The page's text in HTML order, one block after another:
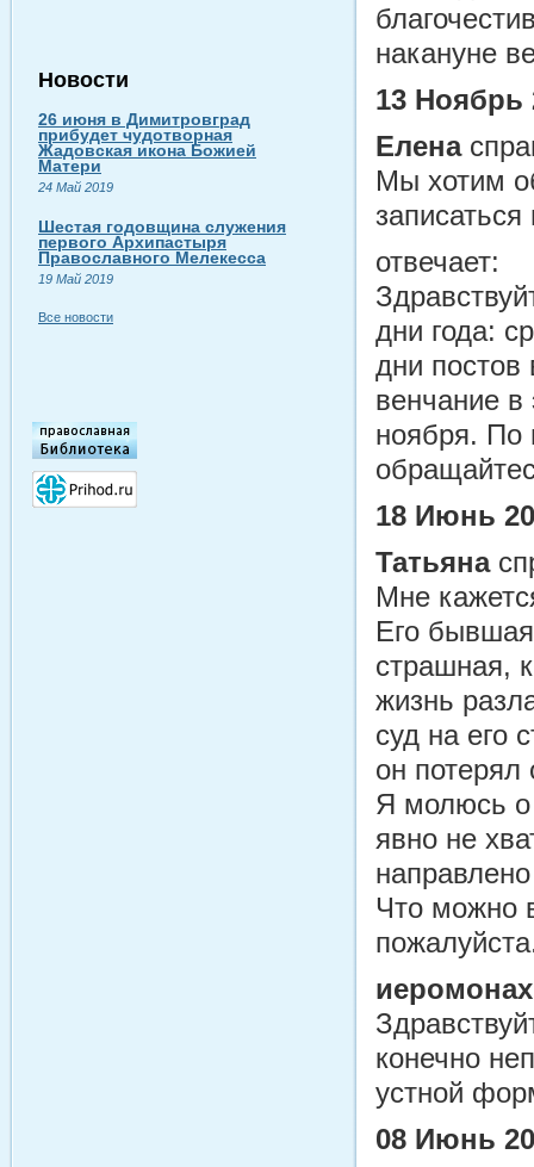
Новости
26 июня в Димитровград
прибудет чудотворная
Жадовская икона Божией
Матери
24 Май 2019
Шестая годовщина служения
первого Архипастыря
Православного Мелекесса
19 Май 2019
Все новости
накануне
13 Ноябрь
Елена
Мы хотим
записаться
отвечает:
дни года:
дни постов
венчание
ноября. По
18 Июнь
Татьяна
Мне
Его
страшная,
жизнь
суд на его
он потерял
Я молюсь о
явно не
Что можно
конечно
устной
08 Июнь